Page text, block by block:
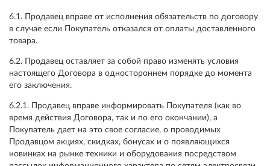
6.1. Продавец вправе от исполнения обязательств по договору
в случае если Покупатель отказался от оплаты доставленного
товара.
6.2. Продавец оставляет за собой право изменять условия
настоящего Договора в одностороннем порядке до момента
его заключения.
6.2.1. Продавец вправе информировать Покупателя (как во
время действия Договора, так и по его окончании), а
Покупатель дает на это свое согласие, о проводимых
Продавцом акциях, скидках, бонусах и о появляющихся
новинках на рынке техники и оборудования посредством